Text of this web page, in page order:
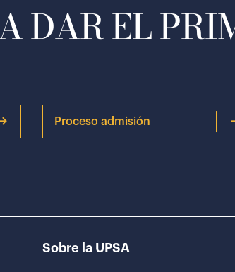
DAR EL
Proceso admisión
Sobre la UPSA